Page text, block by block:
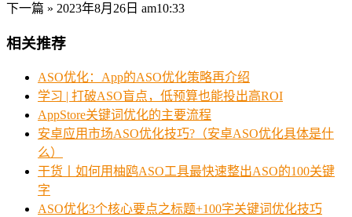
下一篇 » 2023年8月26日 am10:33
相关推荐
ASO优化：App的ASO优化策略再介绍
学习 | 打破ASO盲点，低预算也能投出高ROI
AppStore关键词优化的主要流程
安卓应用市场ASO优化技巧?（安卓ASO优化具体是什
么）
干货丨如何用柚鸥ASO工具最快速整出ASO的100关键
字
ASO优化3个核心要点之标题+100字关键词优化技巧